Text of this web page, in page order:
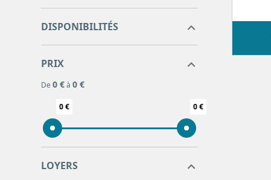
TAYRON
TIGUAN ALLSPACE
TOURAN
DISPONIBILITÉS
PRIX
De 0 €à 0 €
0 € 0 €
LOYERS